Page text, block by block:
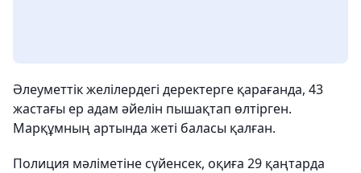
Әлеуметтік желілердегі деректерге қарағанда, 43
жастағы ер адам әйелін пышақтап өлтірген.
Марқұмның артында жеті баласы қалған.
Полиция мәліметіне сүйенсек, оқиға 29 қаңтарда